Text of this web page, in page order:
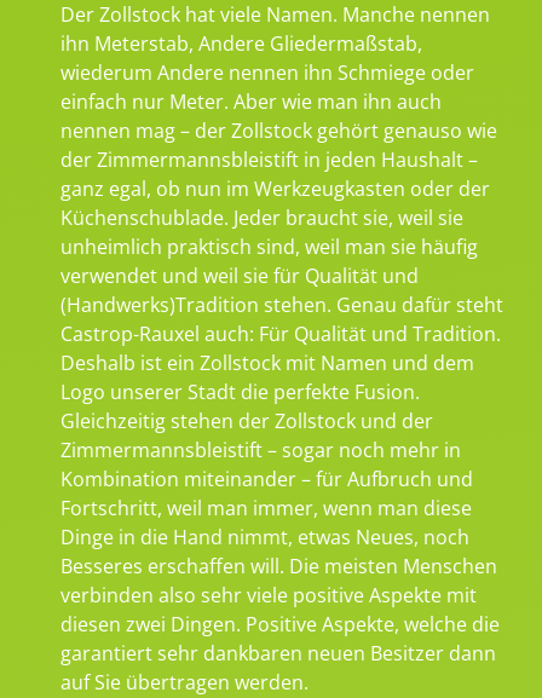
Der Zollstock hat viele Namen. Manche nennen
ihn Meterstab, Andere Gliedermaßstab,
wiederum Andere nennen ihn Schmiege oder
einfach nur Meter. Aber wie man ihn auch
nennen mag – der Zollstock gehört genauso wie
der Zimmermannsbleistift in jeden Haushalt –
ganz egal, ob nun im Werkzeugkasten oder der
Küchenschublade. Jeder braucht sie, weil sie
unheimlich praktisch sind, weil man sie häufig
verwendet und weil sie für Qualität und
(Handwerks)Tradition stehen. Genau dafür steht
Castrop-Rauxel auch: Für Qualität und Tradition.
Deshalb ist ein Zollstock mit Namen und dem
Logo unserer Stadt die perfekte Fusion.
Gleichzeitig stehen der Zollstock und der
Zimmermannsbleistift – sogar noch mehr in
Kombination miteinander – für Aufbruch und
Fortschritt, weil man immer, wenn man diese
Dinge in die Hand nimmt, etwas Neues, noch
Besseres erschaffen will. Die meisten Menschen
verbinden also sehr viele positive Aspekte mit
diesen zwei Dingen. Positive Aspekte, welche die
garantiert sehr dankbaren neuen Besitzer dann
auf Sie übertragen werden.